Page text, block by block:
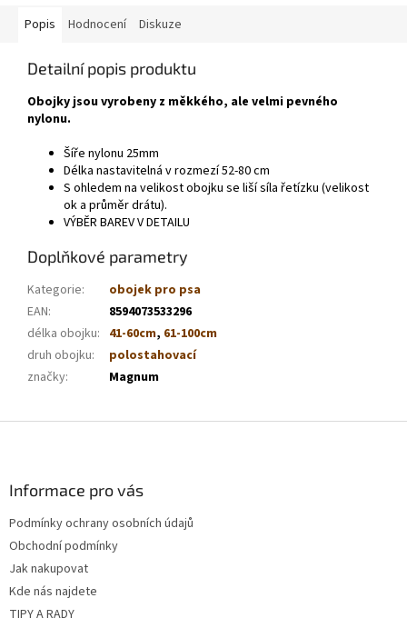
Popis Hodnocení Diskuze
Detailní popis produktu
Obojky jsou vyrobeny z měkkého, ale velmi pevného
nylonu.
Šíře nylonu 25mm
Délka nastavitelná v rozmezí 52-80 cm
S ohledem na velikost obojku se liší síla řetízku (velikost
ok a průměr drátu).
VÝBĚR BAREV V DETAILU
Doplňkové parametry
Kategorie:
obojek pro psa
EAN:
8594073533296
délka obojku: 41-60cm, 61-100cm
druh obojku:
polostahovací
značky: Magnum
Informace pro vás
Podmínky ochrany osobních údajů
Obchodní podmínky
Jak nakupovat
Kde nás najdete
TIPY A RADY